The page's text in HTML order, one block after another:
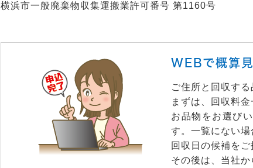
横浜市一般廃棄物収集運搬業許可番号 第1160号
WEBで概算見
ご住所と回収す
まずは、回収料
お品物をお選び
す。一覧にない場
回収日の候補を
その後は、当社か